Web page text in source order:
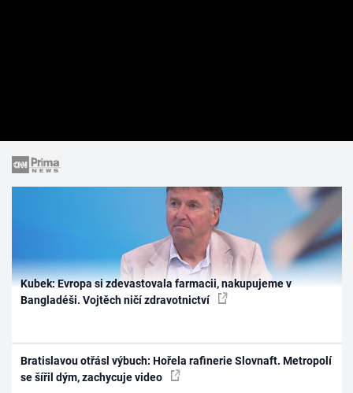
Kubek: Evropa si zdevastovala farmacii, nakupujeme v
Bangladéši. Vojtěch ničí zdravotnictví
Bratislavou otřásl výbuch: Hořela rafinerie Slovnaft. Metropolí
se šířil dým, zachycuje video